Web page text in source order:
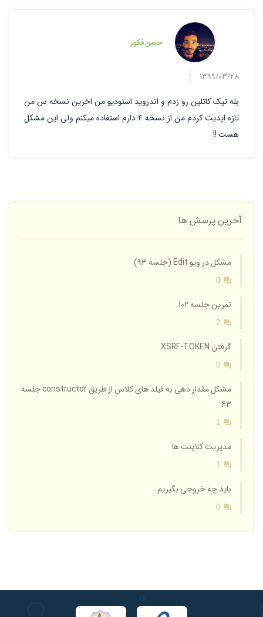
حسن فکور
1399/03/28
بله تیک کاتلین رو زدم و اندروید استودیو من اخرین نسخه س من
تازه اپدیت کردم من از نسخه ۴ دارم استفاده میکنم ولی این مشکل
هست !!
آخرین پرسش ها
مشکل در ویو Edit (جلسه 93)
0
تمرین جلسه 102.
2
گرفتن XSRF-TOKEN
0
مشکل مقدار دهی به فیلد های کلاس از طریق constructor جلسه
43
1
مدیریت کلاینت ها
1
باید چه خروجی بگیریم
0